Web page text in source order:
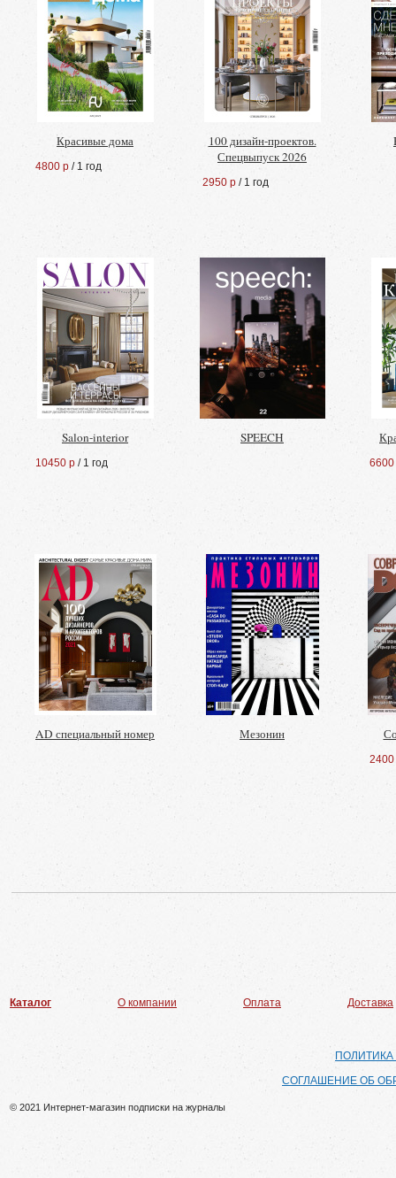
Красивые дома
4800 р / 1 год
100 дизайн-проектов.
Спецвыпуск 2026
2950 р / 1 год
Salon-interior
10450 р / 1 год
SPEECH
6600
AD специальный номер Мезонин
2400
Каталог О компании Оплата Доставка
СОГЛАШЕНИЕ ОБ
© 2021 Интернет-магазин подписки на журналы